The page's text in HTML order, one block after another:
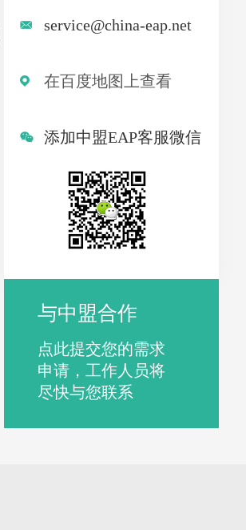
service@china-eap.net
在百度地图上查看
添加中盟EAP客服微信
与中盟合作
点此提交您的需求
申请，工作人员将
尽快与您联系